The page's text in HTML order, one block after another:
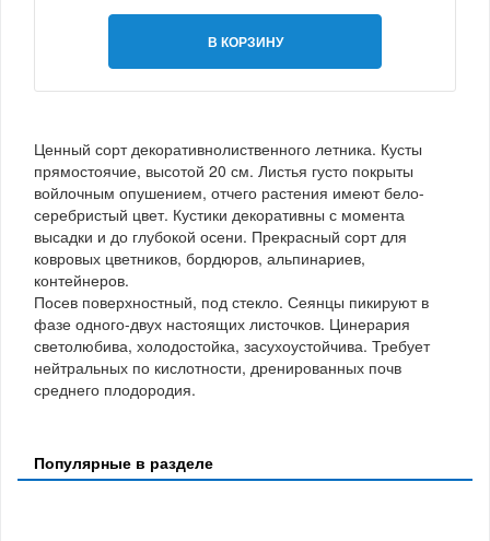
В КОРЗИНУ
Ценный сорт декоративнолиственного летника. Кусты
прямостоячие, высотой 20 см. Листья густо покрыты
войлочным опушением, отчего растения имеют бело-
серебристый цвет. Кустики декоративны с момента
высадки и до глубокой осени. Прекрасный сорт для
ковровых цветников, бордюров, альпинариев,
контейнеров.
Посев поверхностный, под стекло. Сеянцы пикируют в
фазе одного-двух настоящих листочков. Цинерария
светолюбива, холодостойка, засухоустойчива. Требует
нейтральных по кислотности, дренированных почв
среднего плодородия.
Популярные в разделе